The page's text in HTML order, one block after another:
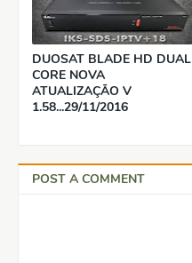
DUOSAT BLADE HD DUAL
CORE NOVA
ATUALIZAÇÃO V
1.58...29/11/2016
POST A COMMENT